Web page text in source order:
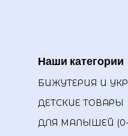
Наши категории
БИЖУТЕРИЯ И
ДЕТСКИЕ ТОВАРЫ
ДЛЯ МАЛЫШЕЙ (0-